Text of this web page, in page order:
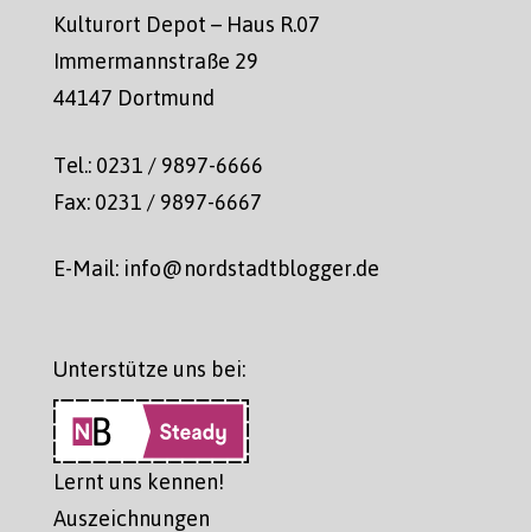
Kulturort Depot – Haus R.07
Immermannstraße 29
44147 Dortmund
Tel.: 0231 / 9897-6666
Fax: 0231 / 9897-6667
E-Mail: info@nordstadtblogger.de
Unterstütze uns bei:
Lernt uns kennen!
Auszeichnungen